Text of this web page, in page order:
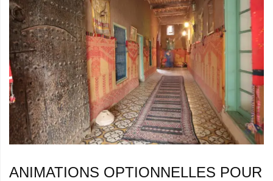
ANIMATIONS OPTIONNELLES POUR